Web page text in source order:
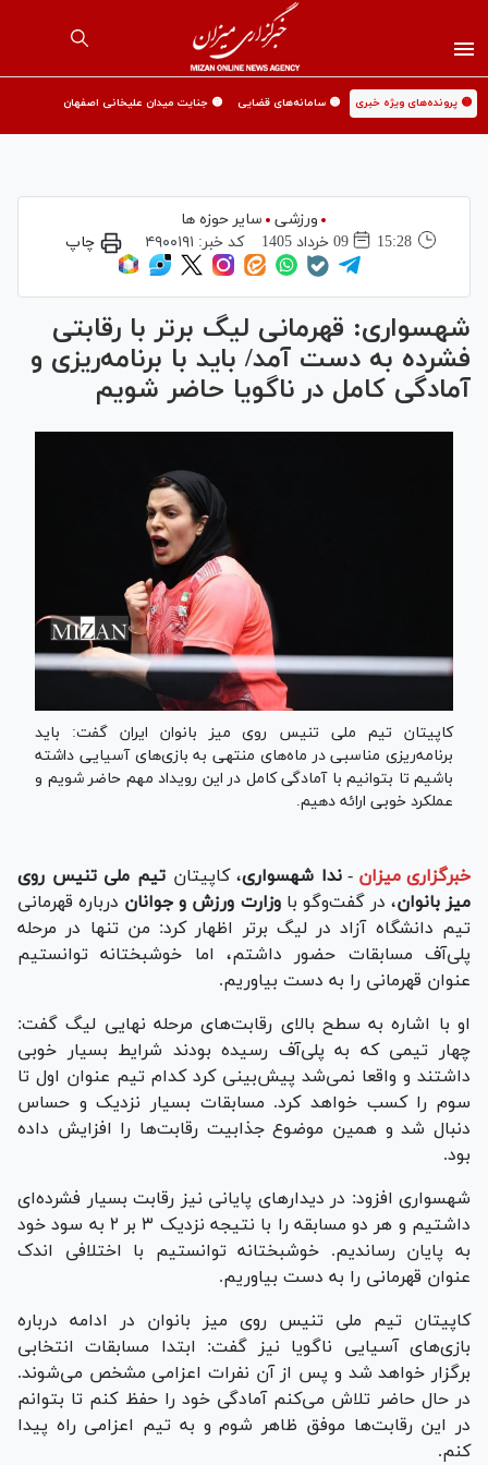
🟡 پرونده‌های ویژه خبری 🟡 سامانه‌های قضایی 🟡 جنایت میدان علیخانی اصفهان
ورزشی
سایر حوزه ها
15:28
09 خرداد 1405 کد خبر: ۴۹۰۰۱۹۱ چاپ
شهسواری: قهرمانی لیگ برتر با رقابتی
فشرده به دست آمد/ باید با برنامه‌ریزی و
آمادگی کامل در ناگویا حاضر شویم
کاپیتان تیم ملی تنیس روی میز بانوان ایران گفت: باید
برنامه‌ریزی مناسبی در ماه‌های منتهی به بازی‌های آسیایی داشته
باشیم تا بتوانیم با آمادگی کامل در این رویداد مهم حاضر شویم و
عملکرد خوبی ارائه دهیم.
خبرگزاری میزان - ندا شهسواری، کاپیتان تیم ملی تنیس روی
میز بانوان، در گفت‌و‌گو باوزارت ورزش و جوانان درباره قهرمانی
تیم دانشگاه آزاد در لیگ برتر اظهار کرد: من تنها در مرحله
پلی‌آف مسابقات حضور داشتم، اما خوشبختانه توانستیم
عنوان قهرمانی را به دست بیاوریم.
او با اشاره به سطح بالای رقابت‌های مرحله نهایی لیگ گفت:
چهار تیمی که به پلی‌آف رسیده بودند شرایط بسیار خوبی
داشتند و واقعا نمی‌شد پیش‌بینی کرد کدام تیم عنوان اول تا
سوم را کسب خواهد کرد. مسابقات بسیار نزدیک و حساس
دنبال شد و همین موضوع جذابیت رقابت‌ها را افزایش داده
بود.
شهسواری افزود: در دیدار‌های پایانی نیز رقابت بسیار فشرده‌ای
داشتیم و هر دو مسابقه را با نتیجه نزدیک ۳ بر ۲ به سود خود
به پایان رساندیم. خوشبختانه توانستیم با اختلافی اندک
عنوان قهرمانی را به دست بیاوریم.
کاپیتان تیم ملی تنیس روی میز بانوان در ادامه درباره
بازی‌های آسیایی ناگویا نیز گفت: ابتدا مسابقات انتخابی
برگزار خواهد شد و پس از آن نفرات اعزامی مشخص می‌شوند.
در حال حاضر تلاش می‌کنم آمادگی خود را حفظ کنم تا بتوانم
در این رقابت‌ها موفق ظاهر شوم و به تیم اعزامی راه پیدا
کنم.